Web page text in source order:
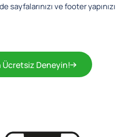
sayfalarınızı ve footer yapınızı
Ücretsiz Deneyin!